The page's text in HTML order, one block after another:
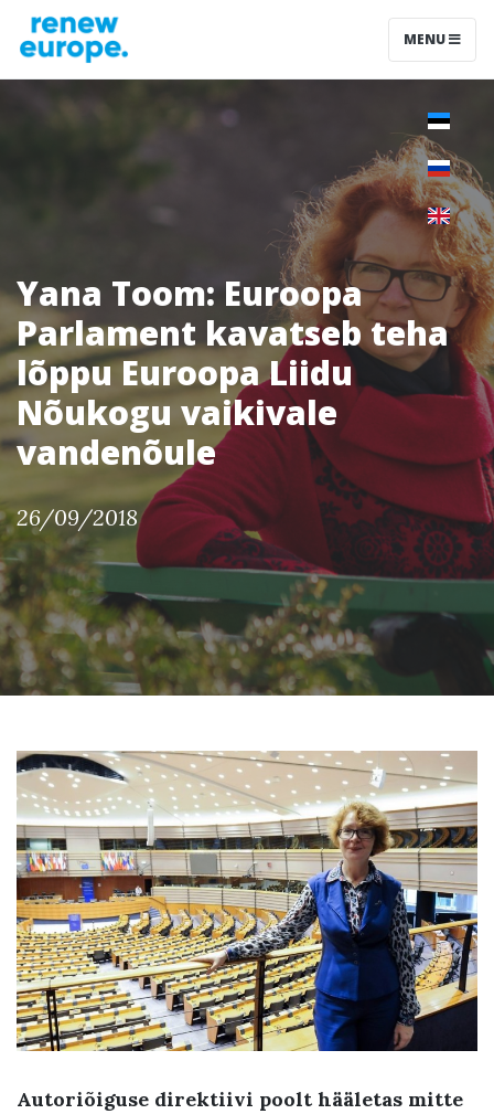
MENU
Yana Toom: Euroopa
Parlament kavatseb teha
lõppu Euroopa Liidu
Nõukogu vaikivale
vandenõule
26/09/2018
Autoriõiguse direktiivi poolt hääletas mitte